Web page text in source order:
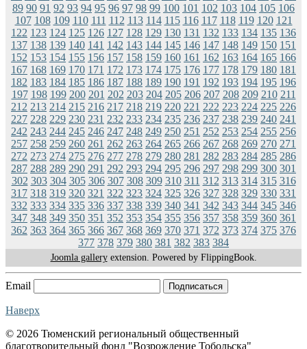
89 90 91 92 93 94 95 96 97 98 99 100 101 102 103 104 105 106
107 108 109 110 111 112 113 114 115 116 117 118 119 120 121
122 123 124 125 126 127 128 129 130 131 132 133 134 135 136
137 138 139 140 141 142 143 144 145 146 147 148 149 150 151
152 153 154 155 156 157 158 159 160 161 162 163 164 165 166
167 168 169 170 171 172 173 174 175 176 177 178 179 180 181
182 183 184 185 186 187 188 189 190 191 192 193 194 195 196
197 198 199 200 201 202 203 204 205 206 207 208 209 210 211
212 213 214 215 216 217 218 219 220 221 222 223 224 225 226
227 228 229 230 231 232 233 234 235 236 237 238 239 240 241
242 243 244 245 246 247 248 249 250 251 252 253 254 255 256
257 258 259 260 261 262 263 264 265 266 267 268 269 270 271
272 273 274 275 276 277 278 279 280 281 282 283 284 285 286
287 288 289 290 291 292 293 294 295 296 297 298 299 300 301
302 303 304 305 306 307 308 309 310 311 312 313 314 315 316
317 318 319 320 321 322 323 324 325 326 327 328 329 330 331
332 333 334 335 336 337 338 339 340 341 342 343 344 345 346
347 348 349 350 351 352 353 354 355 356 357 358 359 360 361
362 363 364 365 366 367 368 369 370 371 372 373 374 375 376
377 378 379 380 381 382 383 384
Joomla galleryextension. Powered by FlippingBook.
Email Подписаться
Наверх
© 2026 Тюменский региональный общественный
благотворительный фонд "Возрождение Тобольска"